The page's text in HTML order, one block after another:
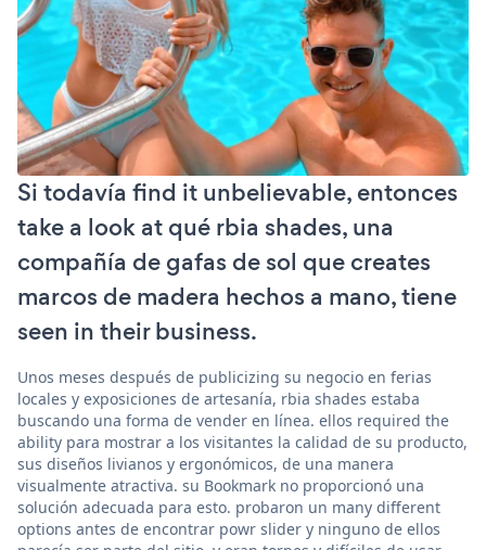
Si todavía find it unbelievable, entonces
take a look at qué rbia shades, una
compañía de gafas de sol que creates
marcos de madera hechos a mano, tiene
seen in their business.
Unos meses después de publicizing su negocio en ferias
locales y exposiciones de artesanía, rbia shades estaba
buscando una forma de vender en línea. ellos required the
ability para mostrar a los visitantes la calidad de su producto,
sus diseños livianos y ergonómicos, de una manera
visualmente atractiva. su Bookmark no proporcionó una
solución adecuada para esto. probaron un many different
options antes de encontrar powr slider y ninguno de ellos